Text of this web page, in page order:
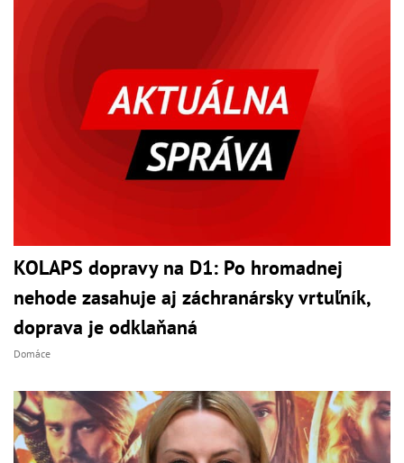
KOLAPS dopravy na D1: Po hromadnej
nehode zasahuje aj záchranársky vrtuľník,
doprava je odklaňaná
Domáce